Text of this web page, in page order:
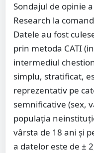
Sondajul de opinie
Research la
Datele au fost
prin metoda CATI
intermediul
simplu, stratificat,
reprezentativ pe
semnificative (sex,
populaţia
vârsta de 18 ani şi
a datelor este de ±